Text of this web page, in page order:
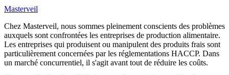
Masterveil
Chez Masterveil, nous sommes pleinement conscients des problèmes
auxquels sont confrontées les entreprises de production alimentaire.
Les entreprises qui produisent ou manipulent des produits frais sont
particulièrement concernées par les réglementations HACCP. Dans
un marché concurrentiel, il s'agit avant tout de réduire les coûts.